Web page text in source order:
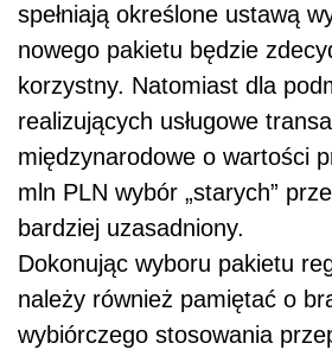
spełniają określone ustawą
nowego pakietu będzie
korzystny. Natomiast dla
realizujących usługowe
międzynarodowe o wartości
mln PLN wybór „starych”
bardziej uzasadniony.
Dokonując wyboru pakietu
należy również pamiętać o
wybiórczego stosowania